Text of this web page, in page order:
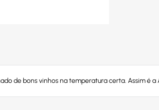
de bons vinhos na temperatura certa. Assim é